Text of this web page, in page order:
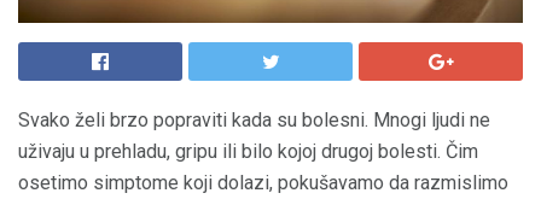
Svako želi brzo popraviti kada su bolesni. Mnogi ljudi ne
uživaju u prehladu, gripu ili bilo kojoj drugoj bolesti. Čim
osetimo simptome koji dolazi, pokušavamo da razmislimo